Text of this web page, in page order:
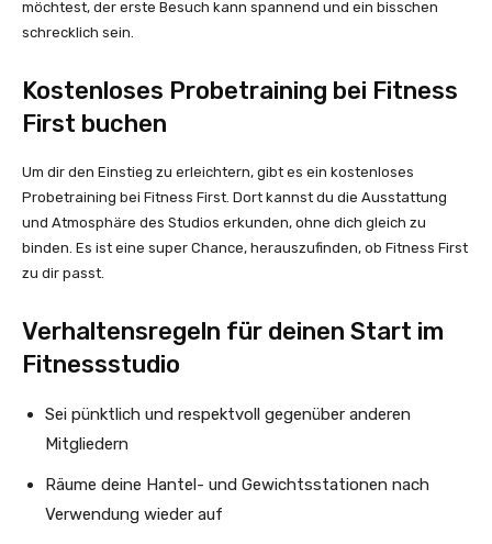
möchtest, der erste Besuch kann spannend und ein bisschen
schrecklich sein.
Kostenloses Probetraining bei Fitness
First buchen
Um dir den Einstieg zu erleichtern, gibt es ein kostenloses
Probetraining bei Fitness First. Dort kannst du die Ausstattung
und Atmosphäre des Studios erkunden, ohne dich gleich zu
binden. Es ist eine super Chance, herauszufinden, ob Fitness First
zu dir passt.
Verhaltensregeln für deinen Start im
Fitnessstudio
Sei pünktlich und respektvoll gegenüber anderen
Mitgliedern
Räume deine Hantel- und Gewichtsstationen nach
Verwendung wieder auf